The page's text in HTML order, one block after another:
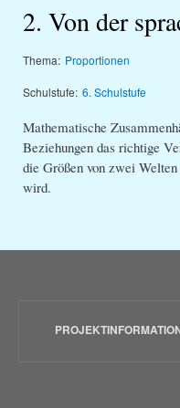
2. Von der
Thema: Proportionen
Schulstufe: 6. Schulstufe
Mathematische
Beziehungen das richtige
die Größen von zwei
wird.